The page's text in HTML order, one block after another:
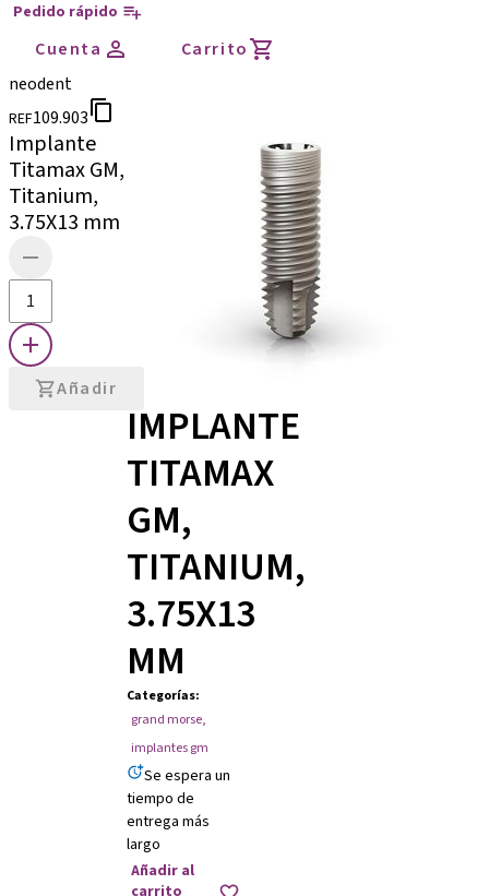
Pedido rápido
Cuenta
Carrito
neodent
REF109.903
Implante
Titamax GM,
Titanium,
3.75X13 mm
Añadir
IMPLANTE
TITAMAX
GM,
TITANIUM,
3.75X13
MM
Categorías:
grand morse,
implantes gm
Se espera un
tiempo de
entrega más
largo
Añadir al
carrito